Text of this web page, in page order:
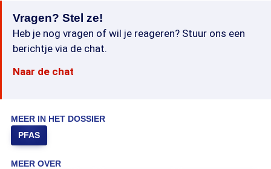
Vragen? Stel ze!
Heb je nog vragen of wil je reageren? Stuur ons een
berichtje via de chat.
Naar de chat
MEER IN HET DOSSIER
PFAS
MEER OVER